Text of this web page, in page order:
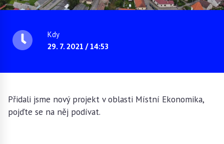
Kdy
29. 7. 2021 / 14:53
Přidali jsme nový projekt v oblasti Místní Ekonomika,
pojďte se na něj podívat.